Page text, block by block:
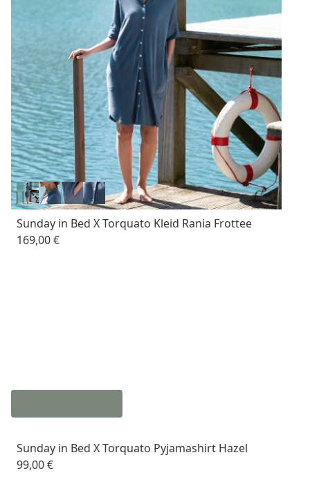
Sunday in Bed X Torquato Kleid Rania Frottee
169,00 €
Sunday in Bed X Torquato Pyjamashirt Hazel
99,00 €